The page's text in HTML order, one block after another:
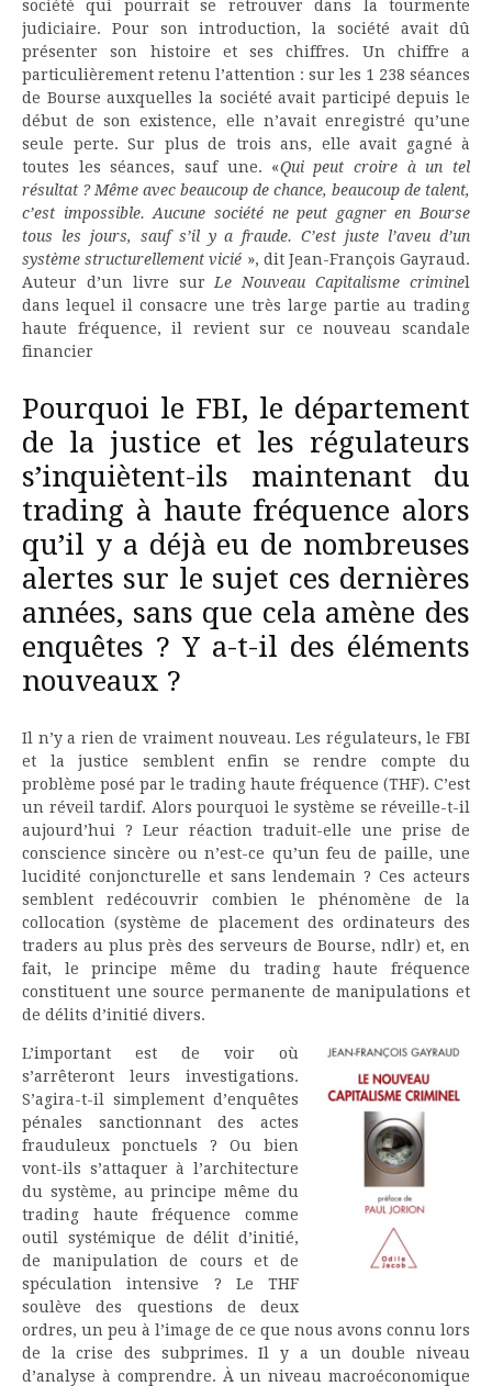
société qui pourrait se retrouver dans la tourmente
judiciaire. Pour son introduction, la société avait dû
présenter son histoire et ses chiffres. Un chiffre a
particulièrement retenu l’attention : sur les 1 238 séances
de Bourse auxquelles la société avait participé depuis le
début de son existence, elle n’avait enregistré qu’une
seule perte. Sur plus de trois ans, elle avait gagné à
toutes les séances, sauf une. «Qui peut croire à un tel
résultat ? Même avec beaucoup de chance, beaucoup de talent,
c’est impossible. Aucune société ne peut gagner en Bourse
tous les jours, sauf s’il y a fraude. C’est juste l’aveu d’un
système structurellement vicié », dit Jean-François Gayraud.
Auteur d’un livre sur Le Nouveau Capitalisme criminel
dans lequel il consacre une très large partie au trading
haute fréquence, il revient sur ce nouveau scandale
financier
Pourquoi le FBI, le département
de la justice et les régulateurs
s’inquiètent-ils maintenant du
trading à haute fréquence alors
qu’il y a déjà eu de nombreuses
alertes sur le sujet ces dernières
années, sans que cela amène des
enquêtes ? Y a-t-il des éléments
nouveaux ?
Il n’y a rien de vraiment nouveau. Les régulateurs, le FBI
et la justice semblent enfin se rendre compte du
problème posé par le trading haute fréquence (THF). C’est
un réveil tardif. Alors pourquoi le système se réveille-t-il
aujourd’hui ? Leur réaction traduit-elle une prise de
conscience sincère ou n’est-ce qu’un feu de paille, une
lucidité conjoncturelle et sans lendemain ? Ces acteurs
semblent redécouvrir combien le phénomène de la
collocation (système de placement des ordinateurs des
traders au plus près des serveurs de Bourse, ndlr) et, en
fait, le principe même du trading haute fréquence
constituent une source permanente de manipulations et
de délits d’initié divers.
L’important est de voir où
s’arrêteront leurs investigations.
S’agira-t-il simplement d’enquêtes
pénales sanctionnant des actes
frauduleux ponctuels ? Ou bien
vont-ils s’attaquer à l’architecture
du système, au principe même du
trading haute fréquence comme
outil systémique de délit d’initié,
de manipulation de cours et de
spéculation intensive ? Le THF
soulève des questions de deux
ordres, un peu à l’image de ce que nous avons connu lors
de la crise des subprimes. Il y a un double niveau
d’analyse à comprendre. À un niveau macroéconomique